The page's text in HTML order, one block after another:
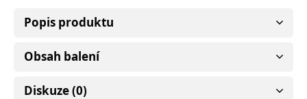
Popis produktu
Obsah balení
Diskuze (0)